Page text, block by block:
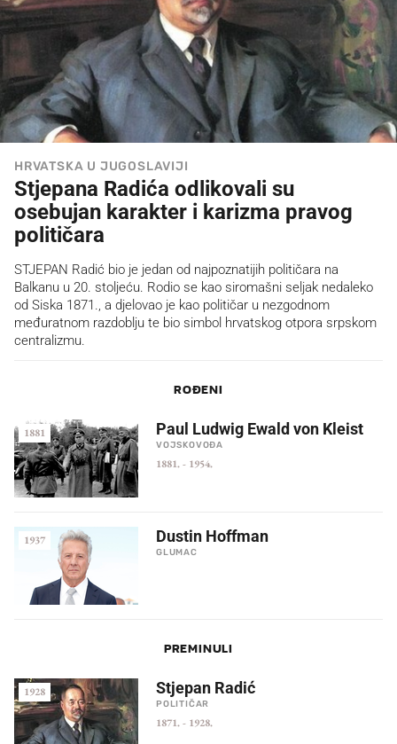
HRVATSKA U JUGOSLAVIJI
Stjepana Radića odlikovali su
osebujan karakter i karizma pravog
političara
STJEPAN Radić bio je jedan od najpoznatijih političara na
Balkanu u 20. stoljeću. Rodio se kao siromašni seljak nedaleko
od Siska 1871., a djelovao je kao političar u nezgodnom
međuratnom razdoblju te bio simbol hrvatskog otpora srpskom
centralizmu.
ROĐENI
Paul Ludwig Ewald von Kleist
VOJSKOVOĐA
1881.- 1954.
1881
Dustin Hoffman
GLUMAC
1937
PREMINULI
Stjepan Radić
POLITIČAR
1871.- 1928.
1928